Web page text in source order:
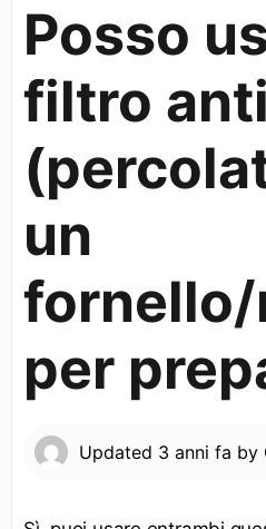
Posso
filtro
un
fornello/
per
Updated 3 anni fa by